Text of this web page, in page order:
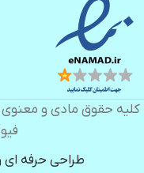
کلیه حقوق مادی و معنوی
طراحی حرفه